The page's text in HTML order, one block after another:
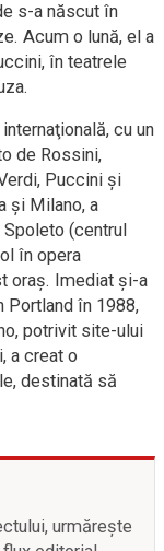
s-a născut în
Acum o lună, el a
în teatrele
cu un
de Rossini,
Puccini şi
şi Milano, a
(centrul
în opera
oraş. Imediat şi-a
Portland în 1988,
potrivit site-ului
a creat o
destinată să
urmărește